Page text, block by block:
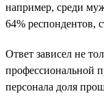
например, среди
64% респондентов,
Ответ зависел не
профессиональной
персонала доля